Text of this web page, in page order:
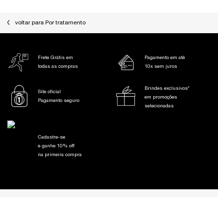
voltar para Por tratamento
Frete Grátis em
todas as compras
Pagamento em até
10x sem juros
Site oficial
Pagamento seguro
Brindes exclusivos*
em promoções
selecionadas
Cadastre-se
e ganhe 10% off
na primeira compra